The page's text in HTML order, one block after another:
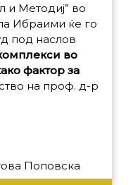
и Методиј” во
Ибраими ќе го
под наслов
во
фактор за
на проф. д-р
Поповска